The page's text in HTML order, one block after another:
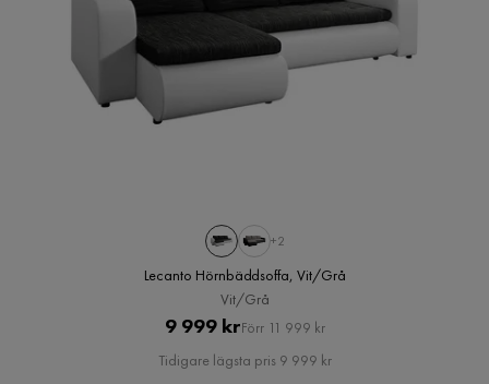
+2
Lecanto Hörnbäddsoffa, Vit/Grå
Vit/Grå
Pris
9 999 krOriginal
Pris
Förr 11 999 kr
Tidigare lägsta pris 9 999 kr